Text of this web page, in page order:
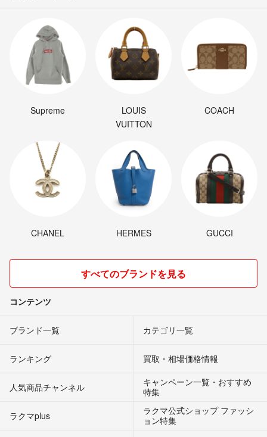
Supreme
LOUIS
VUITTON
COACH
CHANEL HERMES GUCCI
すべてのブランドを見る
コンテンツ
ブランド一覧 カテゴリ一覧
ランキング 買取・相場価格情報
人気商品チャンネル
キャンペーン一覧・おすすめ
特集
ラクマplus
ラクマ公式ショップ ファッシ
ョン特集